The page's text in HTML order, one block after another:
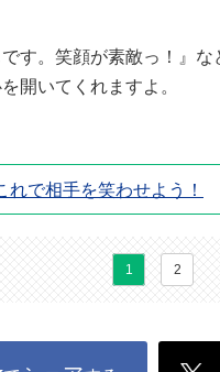
です。笑顔が素敵っ！』
開いてくれますよ。
れで相手を笑わせよう！
1 2